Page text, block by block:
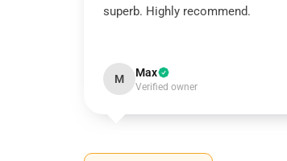
superb. Highly recommend.
M Max
Verified owner